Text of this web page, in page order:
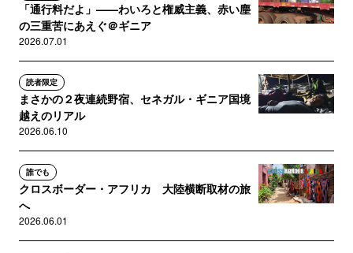
「通行料だよ」——わいろと権威主義、赤い塵
の三重苦にあえぐ＠ギニア
2026.07.01
読者限定
まさかの２夜連続野宿、セネガル・ギニア国境
越えのリアル
2026.06.10
誰でも
クロスボーダー・アフリカ 大陸横断取材の旅
へ
2026.06.01